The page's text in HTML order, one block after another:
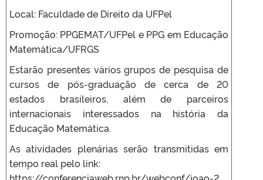
Local: Faculdade de Direito da UFPel
Promoção: PPGEMAT/UFPel e PPG em Educação
Matemática/UFRGS
Estarão presentes vários grupos de pesquisa de
cursos de pós-graduação de cerca de 20
estados brasileiros, além de parceiros
internacionais interessados na história da
Educação Matemática.
As atividades plenárias serão transmitidas em
tempo real pelo link: